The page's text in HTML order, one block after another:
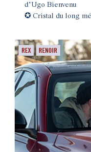
d’Ugo Bienvenu
✪ Cristal du long
REX RENOIR